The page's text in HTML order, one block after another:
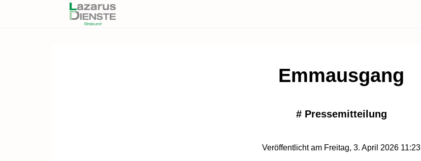
Emmausgang
# Pressemitteilung
Veröffentlicht am Freitag, 3. April 2026 11:23